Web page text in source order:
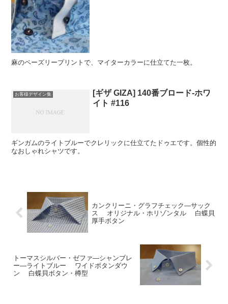
麻のペーズリープリントで、マイターカラーに仕立てた一枚。
お客様デザイン集
[ギザ GIZA] 140番ブロード-ホワ
イト #116
ギンガムのライトブルーでクレリックに仕立てたドゥエです。個性的
なおしゃれシャツです。
カンクリーニ・グラフチェック―サック
ス オリジナル・ホリゾンタル 白蝶貝
厚手ボタン
トーマスシルバー・ゼファ―シャンブレ
ー―ライトブルー ワイドボタンダウ
ン 白蝶貝ボタン・樽型